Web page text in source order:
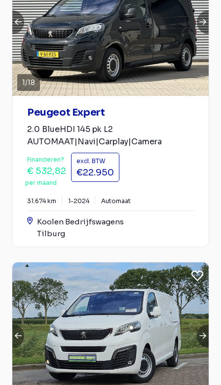
1/18
Peugeot Expert
2.0 BlueHDI 145 pk L2
AUTOMAAT|Navi|Carplay|Camera
Financieren?
€ 532,82
per maand
excl. BTW
€22.950
31.674 km 1-2024 Automaat
Koolen Bedrijfswagens
Tilburg